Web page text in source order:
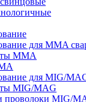
для MMA
MMA
для MIG/
MIG/MAG
проволоки MIG/